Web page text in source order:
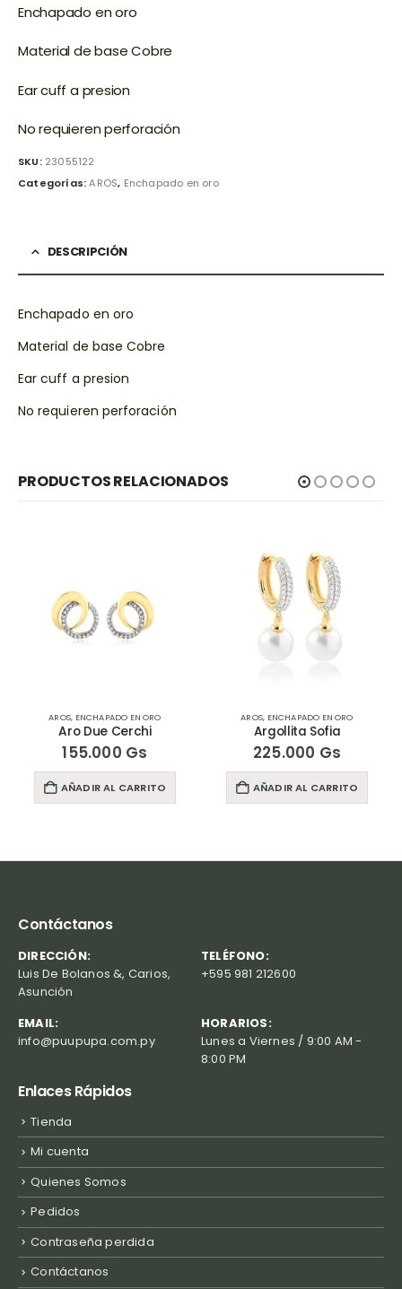
Enchapado en oro
Material de base Cobre
Ear cuff a presion
No requieren perforación
SKU: 23055122
Categorías:AROS, Enchapado en oro
DESCRIPCIÓN
Enchapado en oro
Material de base Cobre
Ear cuff a presion
No requieren perforación
PRODUCTOS RELACIONADOS
AROS,ENCHAPADO EN ORO
Aro Due Cerchi
155.000Gs
AÑADIR AL CARRITO
AROS,ENCHAPADO EN ORO
Argollita Sofia
225.000Gs
AÑADIR AL CARRITO
Contáctanos
DIRECCIÓN:
Luis De Bolanos &, Carios,
Asunción
TELÉFONO:
+595 981 212600
EMAIL:
info@puupupa.com.py
HORARIOS:
Lunes a Viernes / 9:00 AM -
8:00 PM
Enlaces Rápidos
Tienda
Mi cuenta
Quienes Somos
Pedidos
Contraseña perdida
Contáctanos